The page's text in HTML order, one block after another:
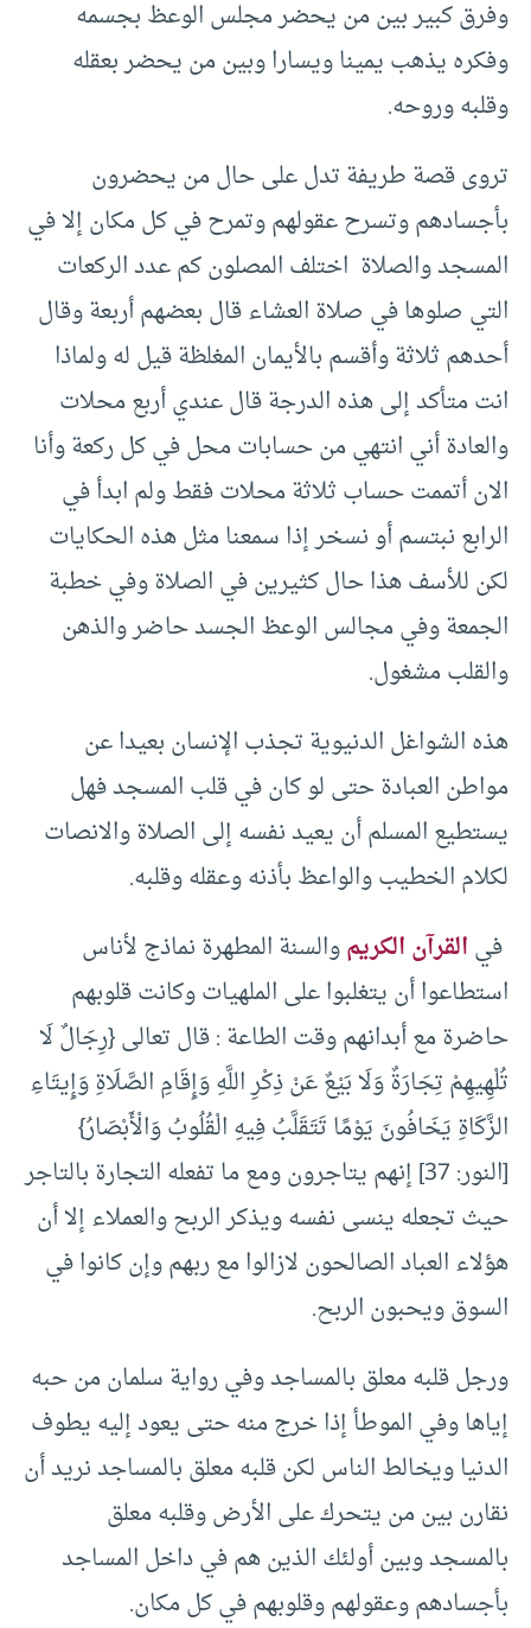
وفرق كبير بين من يحضر مجلس الوعظ بجسمه
وفكره يذهب يمينا ويسارا وبين من يحضر بعقله
وقلبه وروحه.
تروى قصة طريفة تدل على حال من يحضرون
بأجسادهم وتسرح عقولهم وتمرح في كل مكان إلا في
المسجد والصلاة اختلف المصلون كم عدد الركعات
التي صلوها في صلاة العشاء قال بعضهم أربعة وقال
أحدهم ثلاثة وأقسم بالأيمان المغلظة قيل له ولماذا
انت متأكد إلى هذه الدرجة قال عندي أربع محلات
والعادة أني انتهي من حسابات محل في كل ركعة وأنا
الان أتممت حساب ثلاثة محلات فقط ولم ابدأ في
الرابع نبتسم أو نسخر إذا سمعنا مثل هذه الحكايات
لكن للأسف هذا حال كثيرين في الصلاة وفي خطبة
الجمعة وفي مجالس الوعظ الجسد حاضر والذهن
والقلب مشغول.
هذه الشواغل الدنيوية تجذب الإنسان بعيدا عن
مواطن العبادة حتى لو كان في قلب المسجد فهل
يستطيع المسلم أن يعيد نفسه إلى الصلاة والانصات
لكلام الخطيب والواعظ بأذنه وعقله وقلبه.
فيالقرآن الكريموالسنة المطهرة نماذج لأناس
استطاعوا أن يتغلبوا على الملهيات وكانت قلوبهم
حاضرة مع أبدانهم وقت الطاعة : قال تعالى {رِجَالٌ لَا
تُلْهِيهِمْ تِجَارَةٌ وَلَا بَيْعٌ عَنْ ذِكْرِ اللَّهِ وَإِقَامِ الصَّلَاةِ وَإِيتَاءِ
الزَّكَاةِ يَخَافُونَ يَوْمًا تَتَقَلَّبُ فِيهِ الْقُلُوبُ وَالْأَبْصَارُ}
[النور: 37] إنهم يتاجرون ومع ما تفعله التجارة بالتاجر
حيث تجعله ينسى نفسه ويذكر الربح والعملاء إلا أن
هؤلاء العباد الصالحون لازالوا مع ربهم وإن كانوا في
السوق ويحبون الربح.
ورجل قلبه معلق بالمساجد وفي رواية سلمان من حبه
إياها وفي الموطأ إذا خرج منه حتى يعود إليه يطوف
الدنيا ويخالط الناس لكن قلبه معلق بالمساجد نريد أن
نقارن بين من يتحرك على الأرض وقلبه معلق
بالمسجد وبين أولئك الذين هم في داخل المساجد
بأجسادهم وعقولهم وقلوبهم في كل مكان.